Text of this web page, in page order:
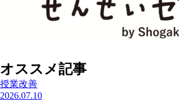
オススメ記事
授業改善
2026.07.10